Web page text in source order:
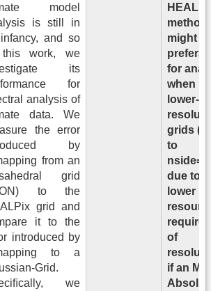
model
is still in
and so
work, we
its
for
analysis of
data. We
the error
by
from an
grid
to the
grid and
it to the
introduced by
to a
Grid.
we
method
might
for
when
lower-
grids
to
due to
lower
of
if an